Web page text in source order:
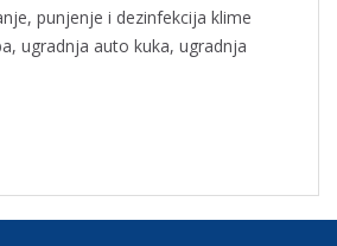
punjenje i dezinfekcija klime
ugradnja auto kuka, ugradnja